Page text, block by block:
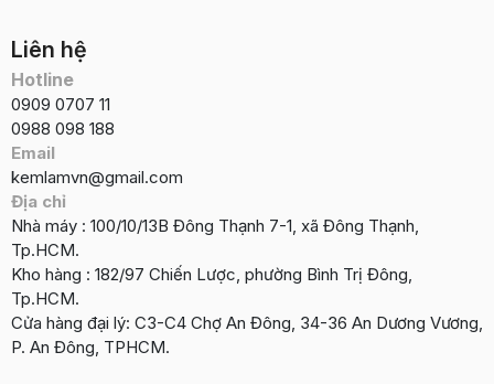
Liên hệ
Hotline
0909 0707 11
0988 098 188
Email
kemlamvn@gmail.com
Địa chỉ
Nhà máy : 100/10/13B Đông Thạnh 7-1, xã Đông Thạnh,
Tp.HCM.
Kho hàng : 182/97 Chiến Lược, phường Bình Trị Đông,
Tp.HCM.
Cửa hàng đại lý: C3-C4 Chợ An Đông, 34-36 An Dương Vương,
P. An Đông, TPHCM.